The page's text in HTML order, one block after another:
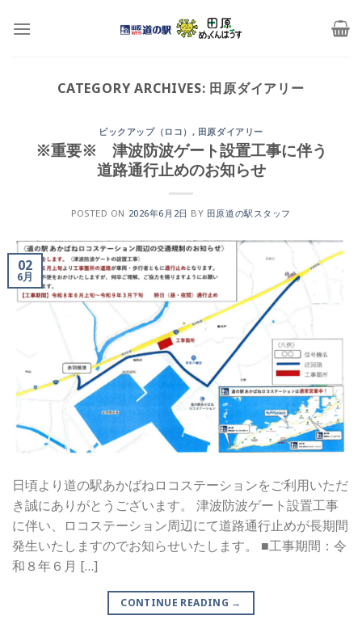
CATEGORY ARCHIVES: 田原ダイアリー
ピックアップ（ロコ） , 田原ダイアリー
※重要※ 津波防波ゲート設置工事に伴う
道路通行止めのお知らせ
POSTED ON 2026年6月2日 BY 田原道の駅スタッフ
02
6月
日頃より道の駅あかばねロコステーションをご利用いただ
き誠にありがとうございます。 津波防波ゲート設置工事
に伴い、ロコステーション周辺にて道路通行止めが長期間
発生いたしますのでお知らせいたします。 ■工事期間：令
和８年６月 […]
CONTINUE READING →